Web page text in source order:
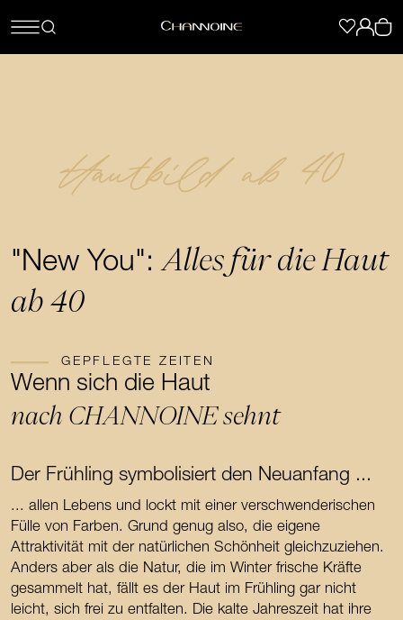
Hautbild ab 40
"New You":Alles für die Haut
ab 40
GEPFLEGTE ZEITEN
Wenn sich die Haut
nach CHANNOINE sehnt
Der Frühling symbolisiert den Neuanfang ...
... allen Lebens und lockt mit einer verschwenderischen
Fülle von Farben. Grund genug also, die eigene
Attraktivität mit der natürlichen Schönheit gleichzuziehen.
Anders aber als die Natur, die im Winter frische Kräfte
gesammelt hat, fällt es der Haut im Frühling gar nicht
leicht, sich frei zu entfalten. Die kalte Jahreszeit hat ihre